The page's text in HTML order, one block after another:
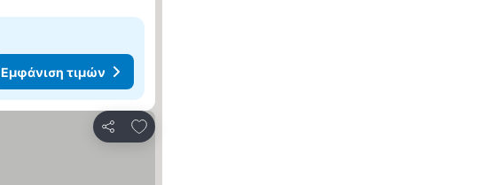
Εμφάνιση τιμών
Κοινοποίηση
Προσθήκη στα αγαπημένα